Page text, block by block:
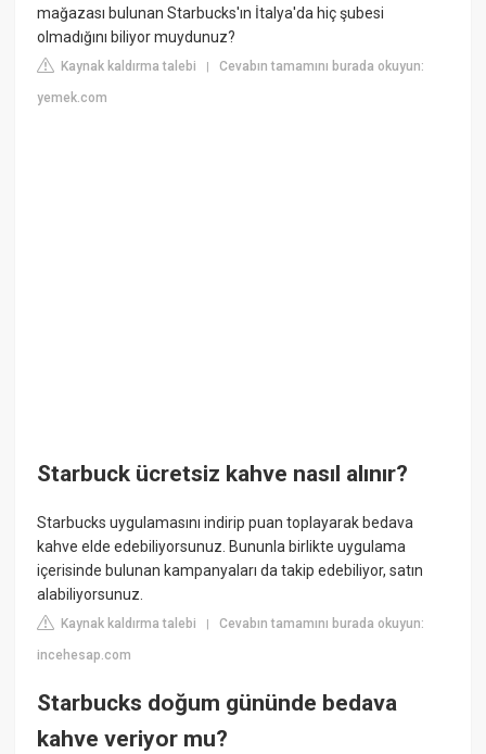
mağazası bulunan Starbucks'ın İtalya'da hiç şubesi
olmadığını biliyor muydunuz?
Kaynak kaldırma talebi |Cevabın tamamını burada okuyun:
yemek.com
Starbuck ücretsiz kahve nasıl alınır?
Starbucks uygulamasını indirip puan toplayarak bedava
kahve elde edebiliyorsunuz. Bununla birlikte uygulama
içerisinde bulunan kampanyaları da takip edebiliyor, satın
alabiliyorsunuz.
Kaynak kaldırma talebi |Cevabın tamamını burada okuyun:
incehesap.com
Starbucks doğum gününde bedava
kahve veriyor mu?